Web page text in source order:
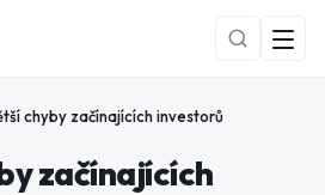
chyby začínajících investorů
začínajících